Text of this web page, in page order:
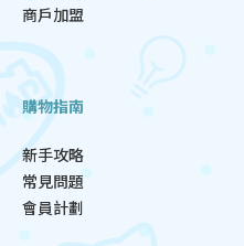
商戶加盟
購物指南
新手攻略
常見問題
會員計劃